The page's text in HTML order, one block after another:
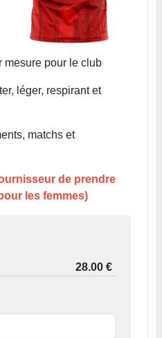
mesure pour le club
léger, respirant et
matchs et
de prendre
les femmes)